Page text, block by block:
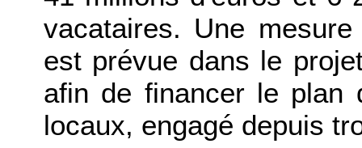
vacataires. Une
est prévue dans le
afin de financer le plan
locaux, engagé depuis